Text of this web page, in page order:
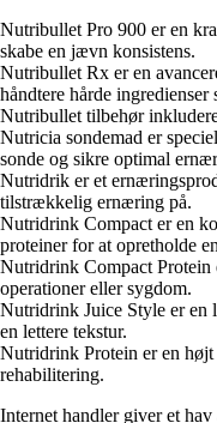
Nutribullet Pro 900 er en
skabe en jævn konsistens.
Nutribullet Rx er en
håndtere hårde
Nutribullet tilbehør
Nutricia sondemad er
sonde og sikre optimal
Nutridrik er et
tilstrækkelig ernæring på.
Nutridrink Compact er en
proteiner for at opretholde
Nutridrink Compact Protein
operationer eller sygdom.
Nutridrink Juice Style er en
en lettere tekstur.
Nutridrink Protein er en
rehabilitering.
Internet handler giver et